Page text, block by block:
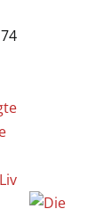
Liv